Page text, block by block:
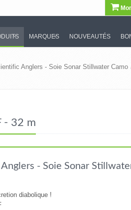
MARQUES NOUVEAUTÉS
Anglers - Soie Sonar Stillwater Camo
- 32 m
- Soie Sonar
diabolique !